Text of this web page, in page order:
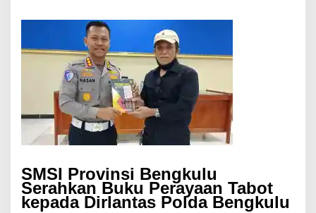
SMSI Provinsi Bengkulu
Serahkan Buku Perayaan Tabot
kepada Dirlantas Polda Bengkulu